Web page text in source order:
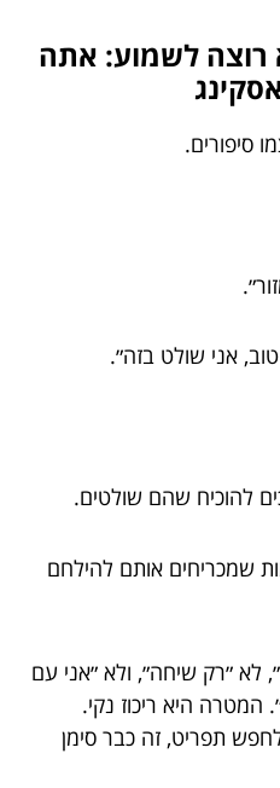
לשמוע: אתה
סיפורים.
אני שולט בזה״.
להוכיח שהם שולטים.
שמכריחים אותם להילחם
לא ״רק שיחה״, ולא ״אני עם
המטרה היא ריכוז נקי.
תפריט, זה כבר סימן